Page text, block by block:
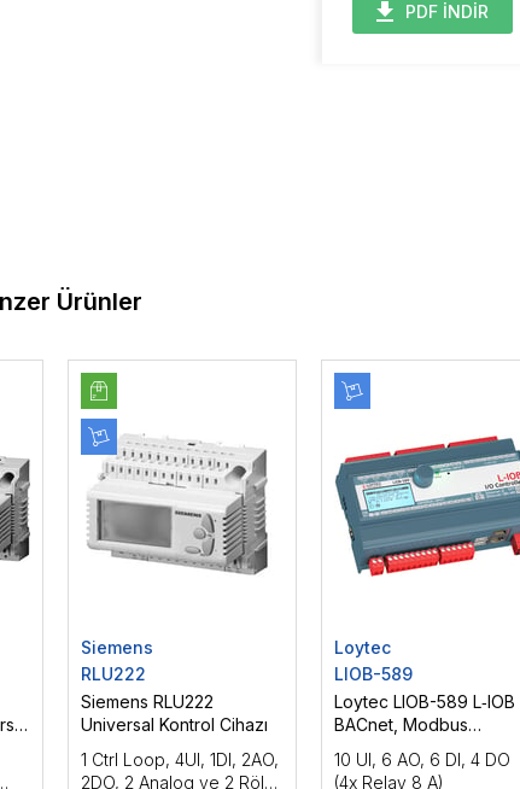
PDF İNDİR
Ürünler
Siemens
RLU222
Siemens RLU222
Universal Kontrol Cihazı
1 Ctrl Loop, 4UI, 1DI, 2AO,
2DO, 2 Analog ve 2 Röle
Loytec
LIOB-589
Loytec LIOB-589 L‑IOB
BACnet, Modbus
Serverlı Programlanabilir
10 UI, 6 AO, 6 DI, 4 DO
(4x Relay 8 A)